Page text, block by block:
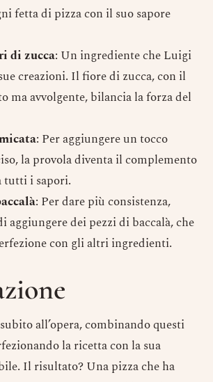
fetta di pizza con il suo sapore
di zucca: Un ingrediente che Luigi
creazioni. Il fiore di zucca, con il
ma avvolgente, bilancia la forza del
: Per aggiungere un tocco
la provola diventa il complemento
tutti i sapori.
: Per dare più consistenza,
aggiungere dei pezzi di baccalà, che
con gli altri ingredienti.
all’opera, combinando questi
la ricetta con la sua
Il risultato? Una pizza che ha